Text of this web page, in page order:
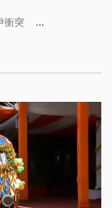
）與美國
需的一切資源。
衝突 ...